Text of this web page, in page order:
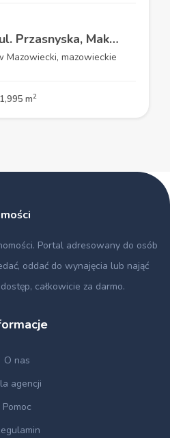
Hala produkcyjna ul. Przasnyska, Maków Mazowiecki
Mazowiecki, mazowieckie
m2
. Portal adresowany do osób
oddać do wynajęcia lub nająć
całkowicie za darmo.
O nas
agencji
Pomoc